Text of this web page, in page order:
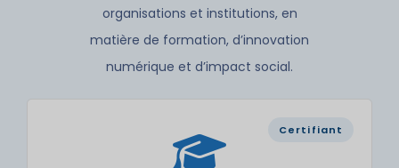
organisations et institutions, en
matière de formation, d’innovation
numérique et d’impact social.
Certifiant